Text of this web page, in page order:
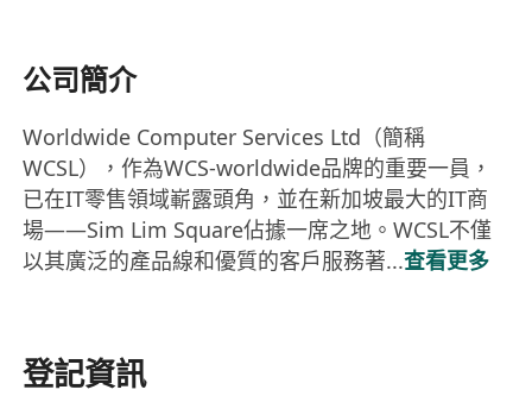
公司簡介
Worldwide Computer Services Ltd（簡稱
WCSL），作為WCS-worldwide品牌的重要一員，
已在IT零售領域嶄露頭角，並在新加坡最大的IT商
場——Sim Lim Square佔據一席之地。WCSL不僅
以其廣泛的產品線和優質的客戶服務著...查看更多
登記資訊